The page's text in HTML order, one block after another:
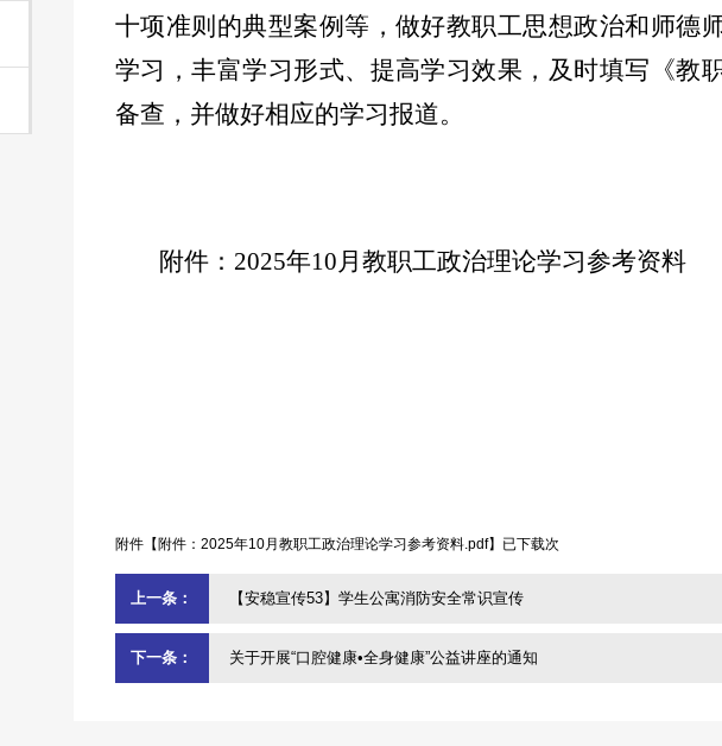
十项准则的典型案例等，做好教职工思想政治和师德
学习，丰富学习形式、提高学习效果，及时填写《教
备查，并做好相应的学习报道。
附件：2025年10月教职工政治理论学习参考资料
附件【 附件：2025年10月教职工政治理论学习参考资料.pdf】已下载次
上一条： 【安稳宣传53】学生公寓消防安全常识宣传
下一条： 关于开展“口腔健康•全身健康”公益讲座的通知